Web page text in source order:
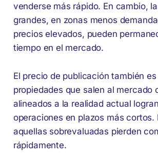
venderse más rápido. En cambio,
grandes, en zonas menos
precios elevados, pueden
tiempo en el mercado.
El precio de publicación también
propiedades que salen al mercado
alineados a la realidad actual
operaciones en plazos más cortos.
aquellas sobrevaluadas pierden
rápidamente.